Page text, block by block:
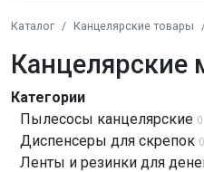
Каталог Канцелярские товары
Канцелярские
Категории
Пылесосы канцелярские 0
Диспенсеры для скрепок 0
Ленты и резинки для